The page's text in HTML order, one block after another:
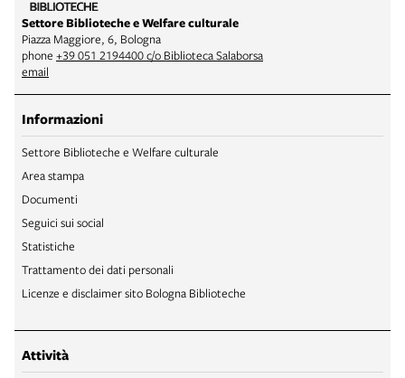
Settore Biblioteche e Welfare culturale
Piazza Maggiore, 6, Bologna
phone +39 051 2194400 c/o Biblioteca Salaborsa
email
Informazioni
Settore Biblioteche e Welfare culturale
Area stampa
Documenti
Seguici sui social
Statistiche
Trattamento dei dati personali
Licenze e disclaimer sito Bologna Biblioteche
Attività